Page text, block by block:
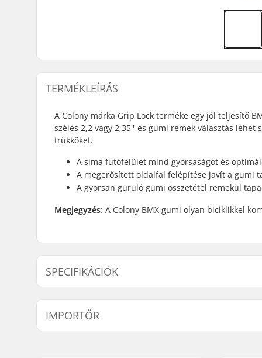
TERMÉKLEÍRÁS
A Colony márka Grip Lock terméke egy jól teljesítő
széles 2,2 vagy 2,35''-es gumi remek választás
trükköket.
A sima futófelület mind gyorsaságot és
A megerősített oldalfal felépítése javít a gumi
A gyorsan guruló gumi összetétel remekül
Megjegyzés: A Colony BMX gumi olyan biciklikkel
SPECIFIKÁCIÓK
BMX stílus:
Freestyle
Gumi minta:
Gumi felépítése:
IMPORTŐR